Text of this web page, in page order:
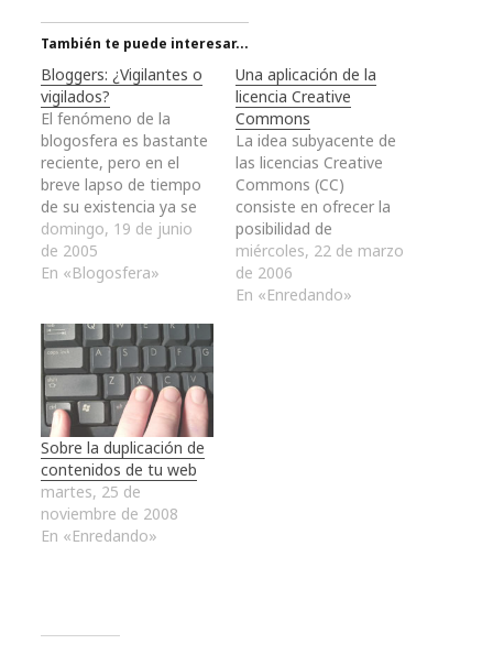
También te puede interesar...
Bloggers: ¿Vigilantes o
vigilados?
El fenómeno de la
blogosfera es bastante
reciente, pero en el
breve lapso de tiempo
de su existencia ya se
ha llegado a distintas
conclusiones sobre ella.
Cito algunas principales
de su capacidad de
proponer y conducir
debates, de la
necesidad de estar…
domingo, 19 de junio
de 2005
En «Blogosfera»
Una aplicación de la
licencia Creative
Commons
La idea subyacente de
las licencias Creative
Commons (CC)
consiste en ofrecer la
posibilidad de
establecer un modelo
para facilitar la
distribución y el uso de
miércoles, 22 de marzo
de 2006
En «Enredando»
Sobre la duplicación de
contenidos de tu web
martes, 25 de
noviembre de 2008
En «Enredando»